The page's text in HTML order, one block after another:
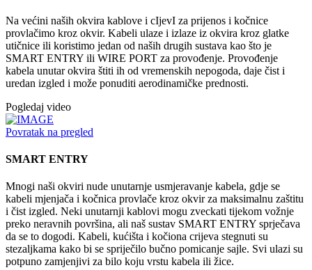
Na većini naših okvira kablove i cIjevI za prijenos i kočnice
provlačimo kroz okvir. Kabeli ulaze i izlaze iz okvira kroz glatke
utičnice ili koristimo jedan od naših drugih sustava kao što je
SMART ENTRY ili WIRE PORT za provođenje. Provođenje
kabela unutar okvira štiti ih od vremenskih nepogoda, daje čist i
uredan izgled i može ponuditi aerodinamičke prednosti.
Pogledaj video
Povratak na pregled
SMART ENTRY
Mnogi naši okviri nude unutarnje usmjeravanje kabela, gdje se
kabeli mjenjača i kočnica provlače kroz okvir za maksimalnu zaštitu
i čist izgled. Neki unutarnji kablovi mogu zveckati tijekom vožnje
preko neravnih površina, ali naš sustav SMART ENTRY sprječava
da se to dogodi. Kabeli, kućišta i kočiona crijeva stegnuti su
stezaljkama kako bi se spriječilo bučno pomicanje sajle. Svi ulazi su
potpuno zamjenjivi za bilo koju vrstu kabela ili žice.